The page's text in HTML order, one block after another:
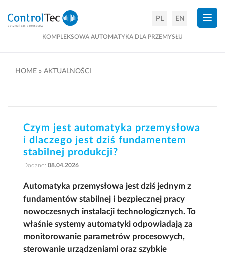
KOMPLEKSOWA AUTOMATYKA DLA PRZEMYSŁU
PL EN
HOME » AKTUALNOŚCI
Czym jest automatyka przemysłowa
i dlaczego jest dziś fundamentem
stabilnej produkcji?
Dodano: 08.04.2026
Automatyka przemysłowa jest dziś jednym z
fundamentów stabilnej i bezpiecznej pracy
nowoczesnych instalacji technologicznych. To
właśnie systemy automatyki odpowiadają za
monitorowanie parametrów procesowych,
sterowanie urządzeniami oraz szybkie
×